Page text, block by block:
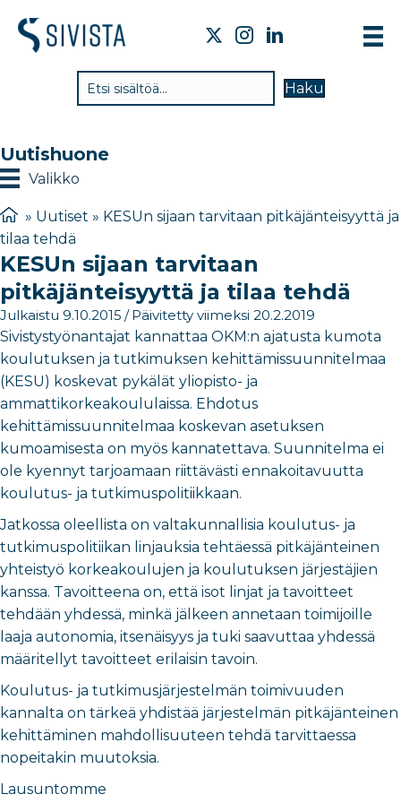
Haku
Uutishuone
Valikko
» Uutiset » KESUn sijaan tarvitaan pitkäjänteisyyttä ja
tilaa tehdä
KESUn sijaan tarvitaan
pitkäjänteisyyttä ja tilaa tehdä
Julkaistu 9.10.2015 / Päivitetty viimeksi 20.2.2019
Sivistystyönantajat kannattaa OKM:n ajatusta kumota
koulutuksen ja tutkimuksen kehittämissuunnitelmaa
(KESU) koskevat pykälät yliopisto- ja
ammattikorkeakoululaissa. Ehdotus
kehittämissuunnitelmaa koskevan asetuksen
kumoamisesta on myös kannatettava. Suunnitelma ei
ole kyennyt tarjoamaan riittävästi ennakoitavuutta
koulutus- ja tutkimuspolitiikkaan.
Jatkossa oleellista on valtakunnallisia koulutus- ja
tutkimuspolitiikan linjauksia tehtäessä pitkäjänteinen
yhteistyö korkeakoulujen ja koulutuksen järjestäjien
kanssa. Tavoitteena on, että isot linjat ja tavoitteet
tehdään yhdessä, minkä jälkeen annetaan toimijoille
laaja autonomia, itsenäisyys ja tuki saavuttaa yhdessä
määritellyt tavoitteet erilaisin tavoin.
Koulutus- ja tutkimusjärjestelmän toimivuuden
kannalta on tärkeä yhdistää järjestelmän pitkäjänteinen
kehittäminen mahdollisuuteen tehdä tarvittaessa
nopeitakin muutoksia.
Lausuntomme